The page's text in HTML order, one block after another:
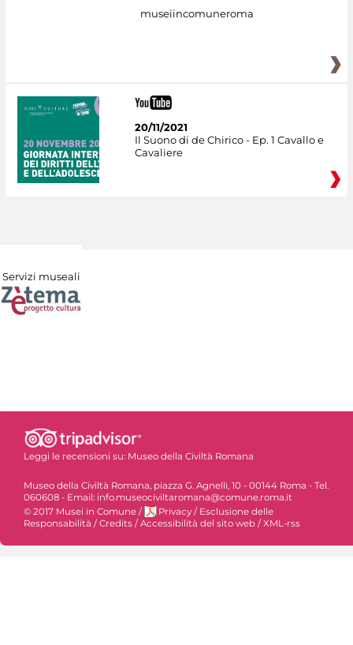
museiincomuneroma
20/11/2021
Il Suono di de Chirico - Ep. 1 Cavallo e
Cavaliere
Servizi museali
Leggi le recensioni su: Museo della Civiltà Romana
Museo della Civiltà Romana, piazza G. Agnelli, 10 - 00144 Roma - Tel.
060608 - Email: info.museociviltaromana@comune.roma.it
© 2017 Musei in Comune / Privacy / Esclusione delle
Responsabilità / Credits / Accessibilità del sito web / XML-rss